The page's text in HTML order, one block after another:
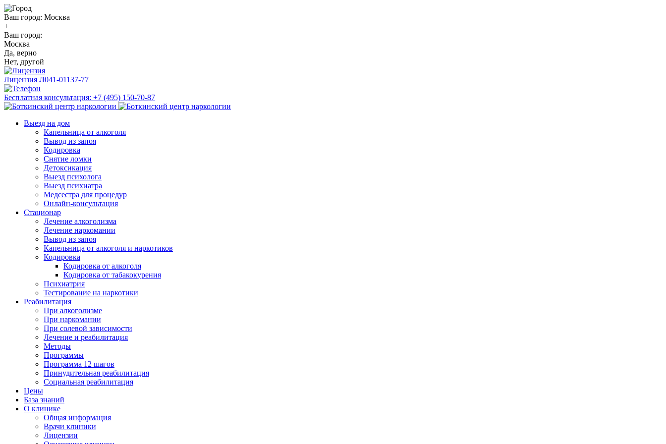
Ваш город: Москва
+
Ваш город:
Москва
Да, верно
Нет, другой
Лицензия Л041-01137-77
Бесплатная консультация: +7 (495) 150-70-87
Выезд на дом
Капельница от алкоголя
Вывод из запоя
Кодировка
Снятие ломки
Детоксикация
Выезд психолога
Выезд психиатра
Медсестра для процедур
Онлайн-консультация
Стационар
Лечение алкоголизма
Лечение наркомании
Вывод из запоя
Капельница от алкоголя и наркотиков
Кодировка
Кодировка от алкоголя
Кодировка от табакокурения
Психиатрия
Тестирование на наркотики
Реабилитация
При алкоголизме
При наркомании
При солевой зависимости
Лечение и реабилитация
Методы
Программы
Программа 12 шагов
Принудительная реабилитация
Социальная реабилитация
Цены
База знаний
О клинике
Общая информация
Врачи клиники
Лицензии